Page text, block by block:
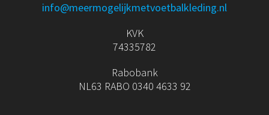
info@meermogelijkmetvoetbalkleding.nl
KVK
74335782
Rabobank
NL63 RABO 0340 4633 92